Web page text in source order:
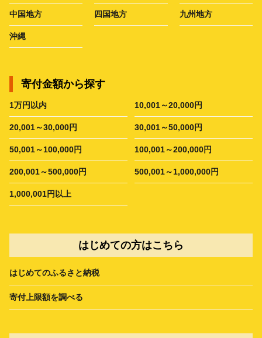
中国地方 四国地方 九州地方
沖縄
寄付金額から探す
1万円以内 10,001～20,000円
20,001～30,000円 30,001～50,000円
50,001～100,000円 100,001～200,000円
200,001～500,000円 500,001～1,000,000円
1,000,001円以上
はじめての方はこちら
はじめてのふるさと納税
寄付上限額を調べる